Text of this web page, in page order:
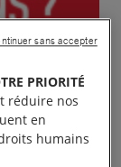
PRIORITÉ
réduire nos
en
humains
sans accepter